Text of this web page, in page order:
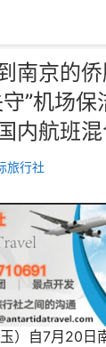
南京的
”机场
内航班
旅行社
）自7月20日
京的侨胞请
“失守”